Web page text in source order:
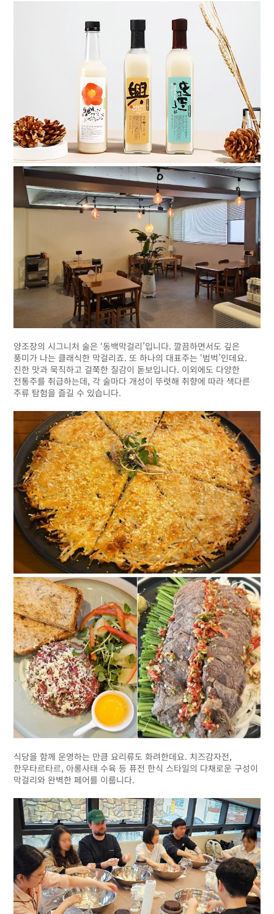
양조장의 시그니처 술은 ‘동백막걸리’입니다. 깔끔하면서도 깊은
풍미가 나는 클래식한 막걸리죠. 또 하나의 대표주는 ‘범벅’인데요.
진한 맛과 묵직하고 걸쭉한 질감이 돋보입니다. 이외에도 다양한
전통주를 취급하는데, 각 술마다 개성이 뚜렷해 취향에 따라 색다른
주류 탐험을 즐길 수 있습니다.
식당을 함께 운영하는 만큼 요리류도 화려한데요. 치즈감자전,
한우타르타르, 아롱사태 수육 등 퓨전 한식 스타일의 다채로운 구성이
막걸리와 완벽한 페어를 이룹니다.